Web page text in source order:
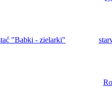
"Babki - zielarki"